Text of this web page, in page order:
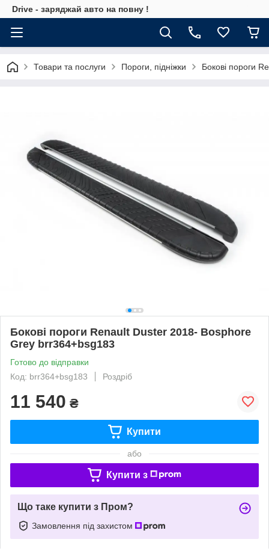
Drive - заряджай авто на повну !
Товари та послуги Пороги, підніжки Бокові пороги
Бокові пороги Renault Duster 2018- Bosphore
Grey brr364+bsg183
Готово до відправки
Код: brr364+bsg183
Роздріб
11 540 ₴
Купити
або
Купити з
Що таке купити з Пром?
Замовлення під захистом